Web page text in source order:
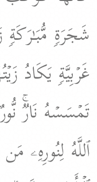
شَجَرَةࣲ مُّبَـٰرَكَةࣲ
غَرۡبِیَّةࣲ یَكَادُ
تَمۡسَسۡهُ نَارࣱۚ
ٱللَّهُ لِنُورِهِۦ